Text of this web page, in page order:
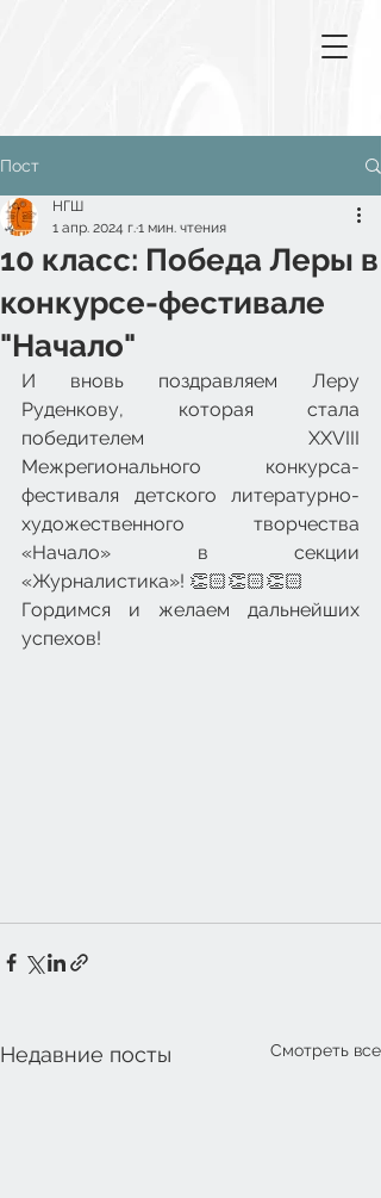
Пост
10 класс: Победа Леры в
конкурсе-фестивале
"Начало"
НГШ
1 апр. 2024 г.1 мин. чтения
И вновь поздравляем Леру
Руденкову, которая стала
победителем XXVIII
Межрегионального конкурса-
фестиваля детского литературно-
художественного творчества
«Начало» в секции
«Журналистика»! 👏🏻👏🏻👏🏻
Гордимся и желаем дальнейших
успехов!
Недавние посты Смотреть все